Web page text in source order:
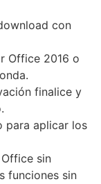
con
Office 2016 o
finalice y
para aplicar los
sin
funciones sin